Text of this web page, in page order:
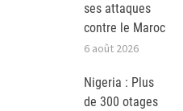
ses attaques
contre le Maroc
6 août 2026
Nigeria : Plus
de 300 otages